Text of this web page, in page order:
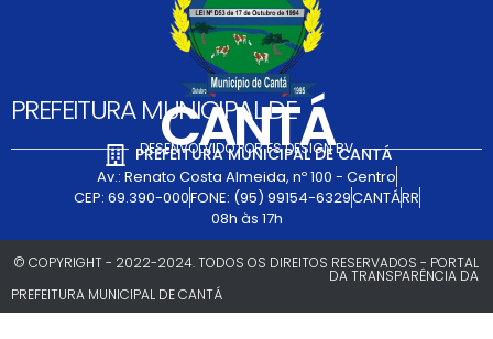
PREFEITURA MUNICIPAL DE
CANTÁ
DESENVOLVIDO POR FS DESIGN BV
PREFEITURA MUNICIPAL DE CANTÁ
Av.: Renato Costa Almeida, nº 100 - Centro
CEP: 69.390-000FONE: (95) 99154-6329CANTÁRR
08h às 17h
© COPYRIGHT - 2022-2024. TODOS OS DIREITOS RESERVADOS - PORTAL
DA TRANSPARÊNCIA DA
PREFEITURA MUNICIPAL DE CANTÁ